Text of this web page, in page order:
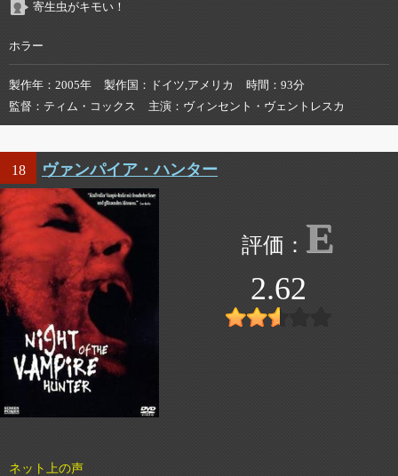
寄生虫がキモい！
ホラー
製作年 2005年 製作国 ドイツ,アメリカ 時間
93分
監督
ティム・コックス 主演 ヴィンセント・ヴェントレスカ
18 ヴァンパイア・ハンター
E
2.62
ネット上の声